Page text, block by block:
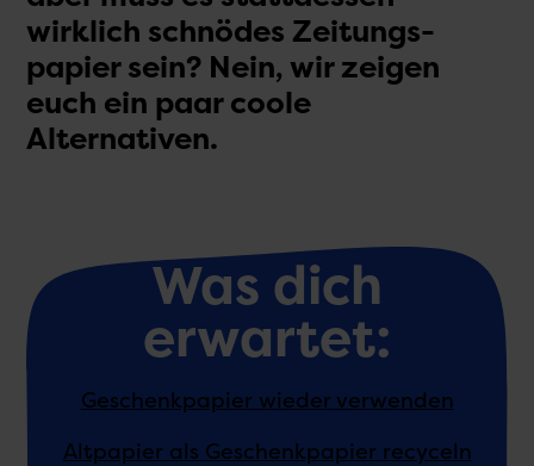
wirklich schnödes Zeitungs­
papier sein? Nein, wir zeigen
euch ein paar coole
Alternativen.
Was dich
erwartet:
Geschenk­papier wieder verwenden
Altpapier als Geschenk­papier recyceln